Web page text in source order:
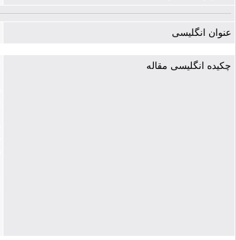
عنوان انگلیسی
چکیده انگلیسی مقاله